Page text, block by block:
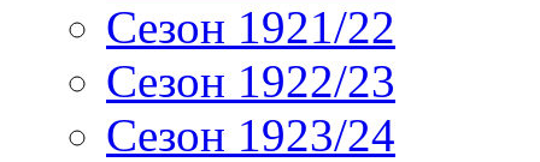
Сезон 1921/22
Сезон 1922/23
Сезон 1923/24